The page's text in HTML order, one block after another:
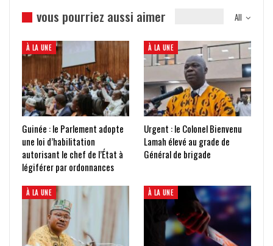
All
vous pourriez aussi aimer
À LA UNE
Guinée : le Parlement adopte
une loi d’habilitation
autorisant le chef de l’État à
légiférer par ordonnances
À LA UNE
Urgent : le Colonel Bienvenu
Lamah élevé au grade de
Général de brigade
À LA UNE À LA UNE